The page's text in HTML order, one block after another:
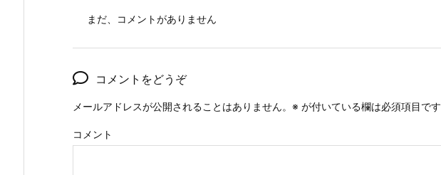
まだ、コメントがありません
コメントをどうぞ
メールアドレスが公開されることはありません。 ※ が付いている欄は必須項目です
コメント